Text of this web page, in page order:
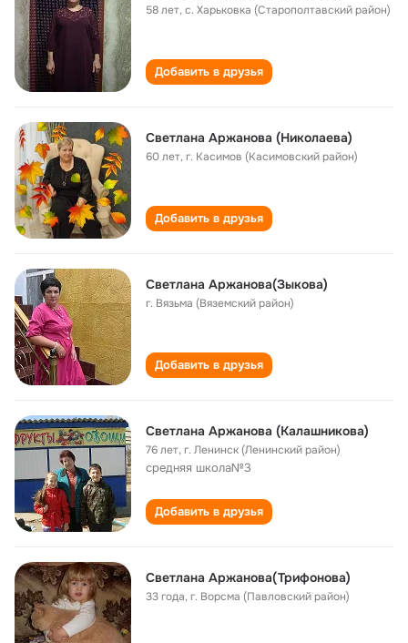
58 лет,с. Харьковка (Старополтавский район)
Добавить в друзья
Светлана Аржанова (Николаева)
60 лет,г. Касимов (Касимовский район)
Добавить в друзья
Светлана Аржанова(Зыкова)
г. Вязьма (Вяземский район)
Добавить в друзья
Светлана Аржанова (Калашникова)
76 лет,г. Ленинск (Ленинский район)
средняя школа№3
Добавить в друзья
Светлана Аржанова(Трифонова)
33 года,г. Ворсма (Павловский район)